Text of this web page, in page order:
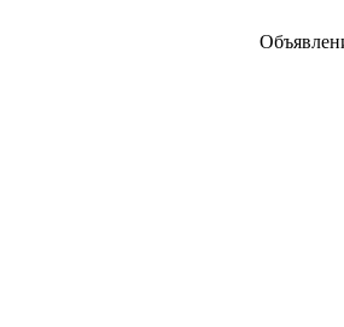
Объявления